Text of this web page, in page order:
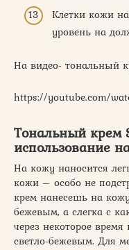
Клетки кожи
уровень на
На видео- тональный
https://youtube.com/
Тональный крем
использование
На кожу наносится
кожи – особо не
крем нанесешь на
бежевым, а слегка с
через некоторое
светло-бежевым. Для